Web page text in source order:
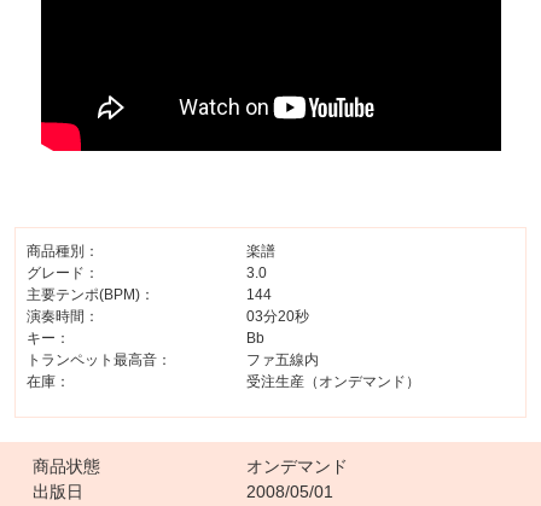
商品種別：
楽譜
グレード：
3.0
主要テンポ(BPM)：
144
演奏時間：
03分20秒
キー：
Bb
トランペット最高音：
ファ五線内
在庫：
受注生産（オンデマンド）
商品状態
オンデマンド
出版日
2008/05/01